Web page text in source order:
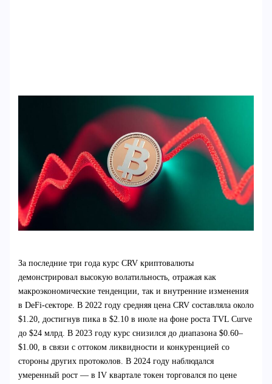
За последние три года курс CRV криптовалюты
демонстрировал высокую волатильность, отражая как
макроэкономические тенденции, так и внутренние изменения
в DeFi-секторе. В 2022 году средняя цена CRV составляла около
$1.20, достигнув пика в $2.10 в июле на фоне роста TVL Curve
до $24 млрд. В 2023 году курс снизился до диапазона $0.60–
$1.00, в связи с оттоком ликвидности и конкуренцией со
стороны других протоколов. В 2024 году наблюдался
умеренный рост — в IV квартале токен торговался по цене